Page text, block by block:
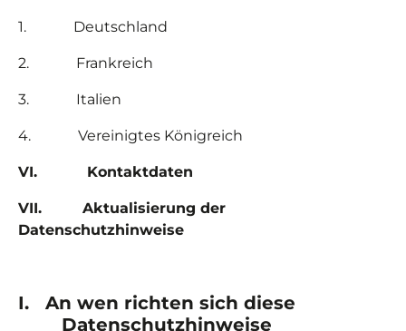
1. Deutschland
2. Frankreich
3. Italien
4. Vereinigtes Königreich
VI. Kontaktdaten
VII.
Aktualisierung der
Datenschutzhinweise
I.
An wen richten sich diese
Datenschutzhinweise